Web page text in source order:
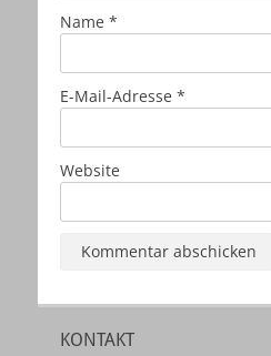
Name *
E-Mail-Adresse *
Website
KONTAKT